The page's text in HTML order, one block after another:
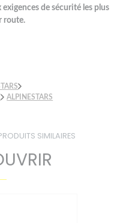
de sécurité les plus
route.
ALPINESTARS
SIMILAIRES